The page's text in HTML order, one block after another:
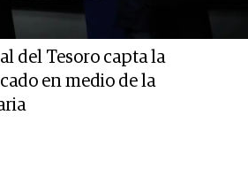
del Tesoro capta la
en medio de la